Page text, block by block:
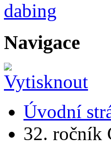
Navigace
Úvodní
32. ročník